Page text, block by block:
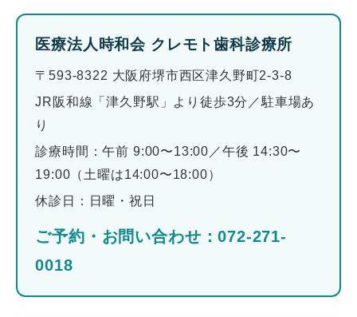
医療法人時和会 クレモト歯科診療所
〒593-8322 大阪府堺市西区津久野町2-3-8
JR阪和線「津久野駅」より徒歩3分／駐車場あ
り
診療時間：午前 9:00〜13:00／午後 14:30〜
19:00（土曜は14:00〜18:00）
休診日：日曜・祝日
ご予約・お問い合わせ：072-271-
0018